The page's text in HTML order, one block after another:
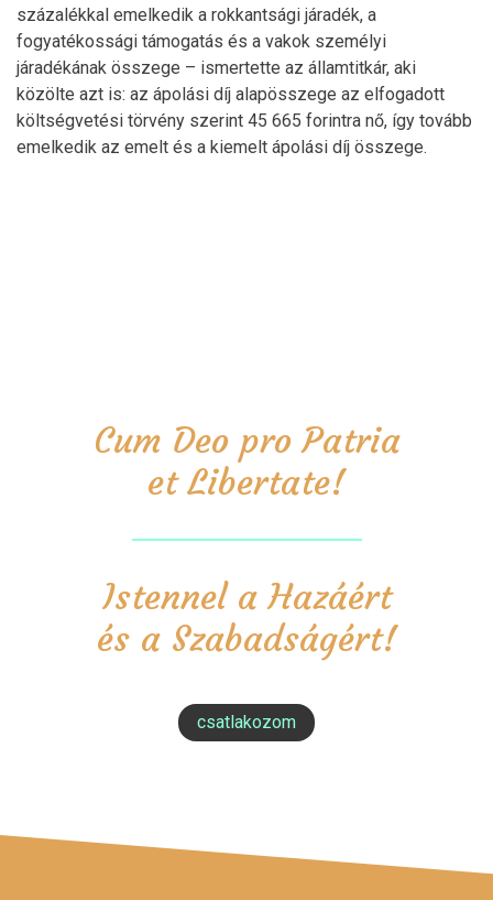
százalékkal emelkedik a rokkantsági járadék, a
fogyatékossági támogatás és a vakok személyi
járadékának összege – ismertette az államtitkár, aki
közölte azt is: az ápolási díj alapösszege az elfogadott
költségvetési törvény szerint 45 665 forintra nő, így tovább
emelkedik az emelt és a kiemelt ápolási díj összege.
Cum Deo pro Patria
et Libertate!
Istennel a Hazáért
és a Szabadságért!
csatlakozom